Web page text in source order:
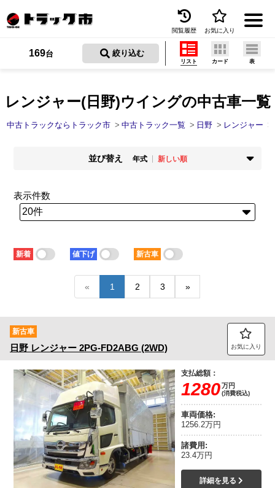
トラック買取
トラック市とは
保存した検索条件
トラック市FC会員専用ページはこちら
ログイン
閲覧履歴 お気に入り
レンジャー(日野)ウイングの中古車一覧
169台 絞り込む
リスト カード 表
中古トラックならトラック市 中古トラック一覧 日野 レンジャー
並び替え 年式
新しい順
新着順
走行距離
少ない順
多い順
価格
安い順
高い順
少ない順
多い順
短い順
表示件数
新着 値下げ 新古車
« 1 2 3 »
新古車
日野 レンジャー 2PG-FD2ABG (2WD) お気に入り
支払総額：
1280万円
(消費税込)
車両価格:
1256.2万円
諸費用:
23.4万円
詳細を見る